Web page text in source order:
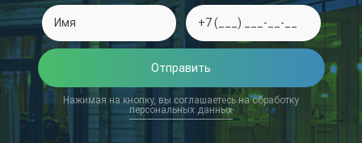
Отправить
Нажимая на кнопку, вы соглашаетесь на обработку
персональных данных